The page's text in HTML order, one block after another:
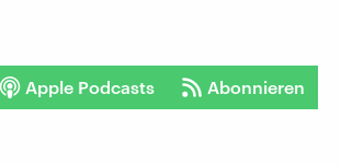
Apple Podcasts Abonnieren